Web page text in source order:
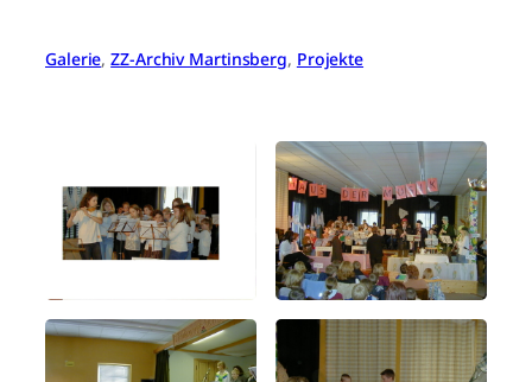
Galerie, ZZ-Archiv Martinsberg, Projekte